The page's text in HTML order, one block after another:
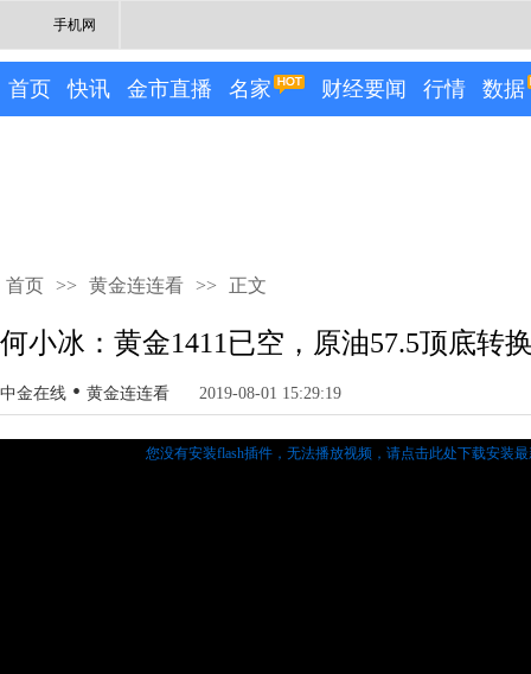
手机网
首页 快讯 金市直播 名家 财经要闻 行情 数据
首页 >> 黄金连连看 >> 正文
何小冰：黄金1411已空，原油57.5顶底转
中金在线 • 黄金连连看 2019-08-01 15:29:19
您没有安装flash插件，无法播放视频， 请点击此处下载安装